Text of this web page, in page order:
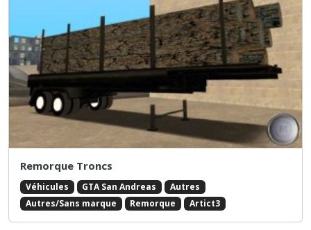
Remorque Troncs
Véhicules GTA San Andreas
Autres
Autres/Sans marque
Remorque Artict3